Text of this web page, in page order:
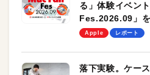
る」体験イベン
Fes.2026.09」
します！
Apple レポート
落下実験。ケー